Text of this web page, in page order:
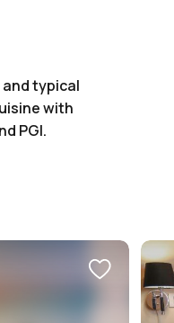
typical
with
PGI.